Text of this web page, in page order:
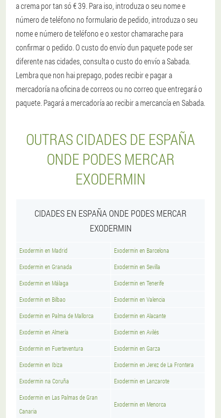
a crema por tan só € 39. Para iso, introduza o seu nome e
número de teléfono no formulario de pedido, introduza o seu
nome e número de teléfono e o xestor chamarache para
confirmar o pedido. O custo do envío dun paquete pode ser
diferente nas cidades, consulta o custo do envío a Sabada.
Lembra que non hai prepago, podes recibir e pagar a
mercadoría na oficina de correos ou no correo que entregará o
paquete. Pagará a mercadoría ao recibir a mercancía en Sabada.
OUTRAS CIDADES DE ESPAÑA
ONDE PODES MERCAR
EXODERMIN
CIDADES EN ESPAÑA ONDE PODES MERCAR
EXODERMIN
Exodermin en Madrid Exodermin en Barcelona
Exodermin en Granada Exodermin en Sevilla
Exodermin en Málaga Exodermin en Tenerife
Exodermin en Bilbao Exodermin en Valencia
Exodermin en Palma de Mallorca Exodermin en Alacante
Exodermin en Almería Exodermin en Avilés
Exodermin en Fuerteventura Exodermin en Garza
Exodermin en Ibiza Exodermin en Jerez de La Frontera
Exodermin na Coruña Exodermin en Lanzarote
Exodermin en Las Palmas de Gran
Canaria
Exodermin en Menorca